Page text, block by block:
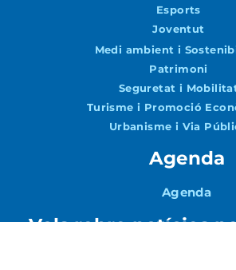
Esports
Joventut
Medi ambient i
Patrimoni
Seguretat i
Turisme i Promoció
Urbanisme i Via
Agenda
Agenda
Vols rebre notícies